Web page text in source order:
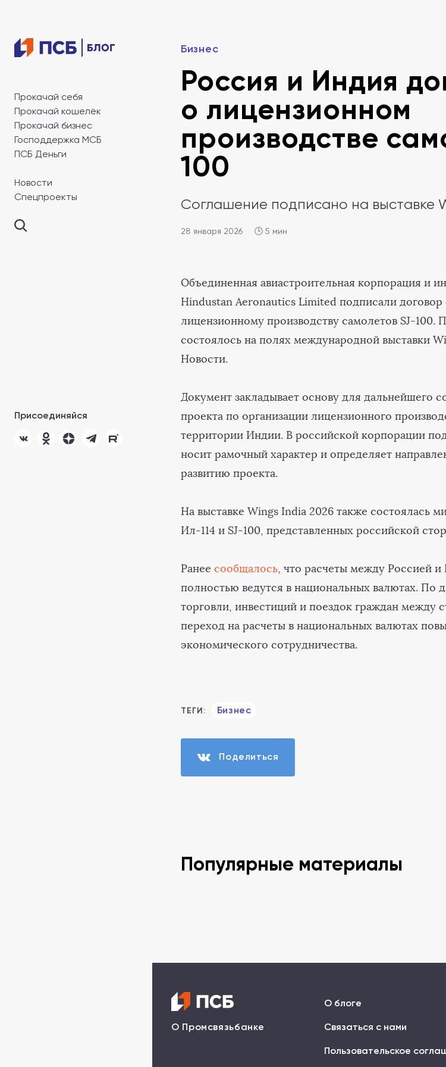
Прокачай себя
Прокачай кошелёк
Прокачай бизнес
Господдержка МСБ
ПСБ Деньги
Новости
Спецпроекты
Присоединяйся
Бизнес
Россия и Индия
о лицензионном
производстве
100
Соглашение подписано на выставке
28 января 2026 🕒 5 мин
Объединенная авиастроительная корпорация и
Hindustan Aeronautics Limited подписали
лицензионному производству самолетов SJ-100.
состоялось на полях международной выставки
Новости.
Документ закладывает основу для дальнейшего
проекта по организации лицензионного
территории Индии. В российской корпорации
носит рамочный характер и определяет
развитию проекта.
На выставке Wings India 2026 также состоялась
Ил-114 и SJ-100, представленных российской
Ранее сообщалось, что расчеты между Россией
полностью ведутся в национальных валютах.
торговли, инвестиций и поездок граждан между
переход на расчеты в национальных валютах
экономического сотрудничества.
ТЕГИ: Бизнес
Поделиться
Популярные материалы
О Промсвязьбанке
О блоге
Связаться с нами
Пользовательское